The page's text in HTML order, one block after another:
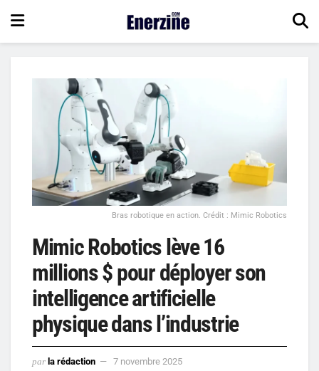
Bras robotique en action. Crédit : Mimic Robotics
Mimic Robotics lève 16
millions $ pour déployer son
intelligence artificielle
physique dans l’industrie
par la rédaction 7 novembre 2025